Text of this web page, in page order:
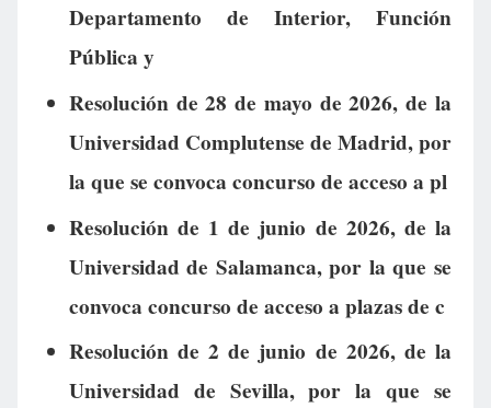
Departamento de Interior, Función
Pública y
Resolución de 28 de mayo de 2026, de la
Universidad Complutense de Madrid, por
la que se convoca concurso de acceso a pl
Resolución de 1 de junio de 2026, de la
Universidad de Salamanca, por la que se
convoca concurso de acceso a plazas de c
Resolución de 2 de junio de 2026, de la
Universidad de Sevilla, por la que se